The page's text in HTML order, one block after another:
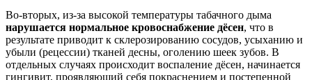
Во-вторых, из-за высокой температуры табачного дыма
нарушается нормальное кровоснабжение дёсен, что в
результате приводит к склерозированию сосудов, усыханию и
убыли (рецессии) тканей десны, оголению шеек зубов. В
отдельных случаях происходит воспаление дёсен, начинается
гингивит, проявляющий себя покраснением и постепенной